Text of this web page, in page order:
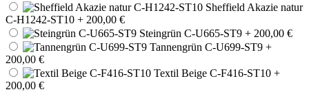
Sheffield Akazie natur
C-H1242-ST10 + 200,00 €
Steingrün C-U665-ST9 + 200,00 €
Tannengrün C-U699-ST9 +
200,00 €
Textil Beige C-F416-ST10 +
200,00 €